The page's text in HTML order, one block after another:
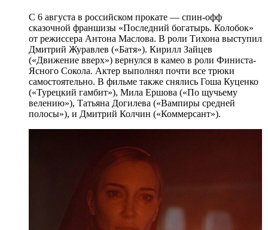
С 6 августа в российском прокате — спин-офф
сказочной франшизы «Последний богатырь. Колобок»
от режиссера Антона Маслова. В роли Тихона выступил
Дмитрий Журавлев («Батя»). Кирилл Зайцев
(«Движение вверх») вернулся в камео в роли Финиста-
Ясного Сокола. Актер выполнял почти все трюки
самостоятельно. В фильме также снялись Гоша Куценко
(«Турецкий гамбит»), Мила Ершова («По щучьему
велению»), Татьяна Догилева («Вампиры средней
полосы»), и Дмитрий Колчин («Коммерсант»).